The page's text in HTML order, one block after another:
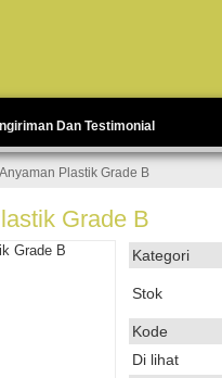
Dan Testimonial
Plastik Grade B
Grade B
Kategori
Stok
Kode
Di lihat